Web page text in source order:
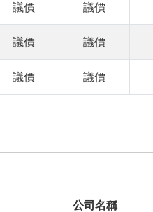
議價 議價
議價 議價
議價 議價
公司名稱